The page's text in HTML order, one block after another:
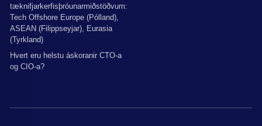
tæknifjarkerfisþróunarmiðstöðvum:
Tech Offshore Europe (Pólland),
ASEAN (Filippseyjar), Eurasia
(Tyrkland)
Hvert eru helstu áskoranir CTO-a
og CIO-a?